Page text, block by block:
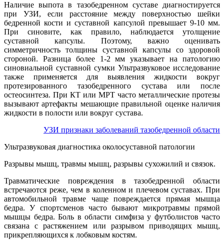
Наличие выпота в тазобедренном суставе диагностируется
при УЗИ, если расстояние между поверхностью шейки
бедренной кости и суставной капсулой превышает 9-10 мм.
При синовите, как правило, наблюдается утолщение
суставной капсулы. Поэтому, важно оценивать
симметричность толщины суставной капсулы со здоровой
стороной. Разница более 1-2 мм указывает на патологию
синовиальной суставной сумки Ультразвуковое исследование
также применяется для выявления жидкости вокруг
протезированного тазобедренного сустава или после
остеосинтеза. При КТ или МРТ часто металлические протезы
вызывают артефакты мешающие правильной оценке наличия
жидкости в полости или вокруг сустава.
УЗИ признаки заболеваний тазобедренной области
Ультразвуковая диагностика околосуставной патологии
Разрывы мышц, травмы мышц, разрывы сухожилий и связок.
Травматические повреждения в тазобедренной области
встречаются реже, чем в коленном и плечевом суставах. При
автомобильной травме чаще повреждается прямая мышца
бедра. У спортсменов часто бывают микротравмы прямой
мышцы бедра. Боль в области симфиза у футболистов часто
связана с растяжением или разрывом приводящих мышц,
прикрепляющихся к лобковым костям.